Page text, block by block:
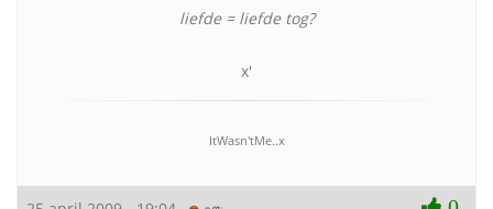
liefde = liefde tog?
x'
ItWasn'tMe..x